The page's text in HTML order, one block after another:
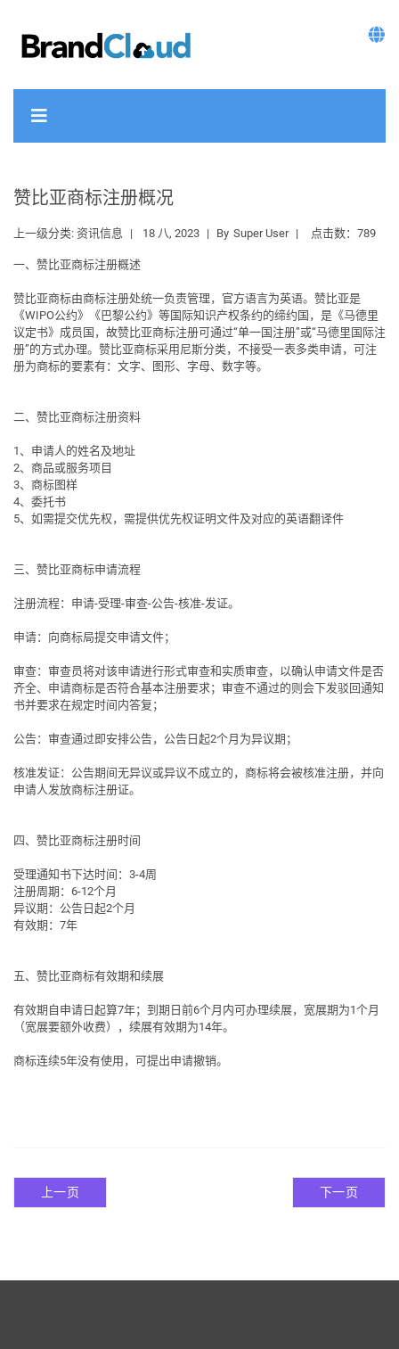
赞比亚商标注册概况
上一级分类: 资讯信息 18 八, 2023 By Super User 点击数：789
一、赞比亚商标注册概述
赞比亚商标由商标注册处统一负责管理，官方语言为英语。赞比亚是
《WIPO公约》《巴黎公约》等国际知识产权条约的缔约国，是《马德里
议定书》成员国，故赞比亚商标注册可通过“单一国注册”或“马德里国际注
册”的方式办理。赞比亚商标采用尼斯分类， 不接受一表多类申请，可注
册为商标的要素有：文字、图形、字母、数字等。
二、赞比亚商标注册资料
1、申请人的姓名及地址
2、商品或服务项目
3、商标图样
4、委托书
5、如需提交优先权，需提供优先权证明文件及对应的英语翻译件
三、赞比亚商标申请流程
注册流程：申请-受理-审查-公告-核准-发证。
申请：向商标局提交申请文件；
审查：审查员将对该申请进行形式审查和实质审查，以确认申请文件是否
齐全、申请商标是否符合基本注册要求；审查不通过的则会下发驳回通知
书并要求在规定时间内答复；
公告：审查通过即安排公告，公告日起2个月为异议期；
核准发证：公告期间无异议或异议不成立的，商标将会被核准注册，并向
申请人发放商标注册证。
四、赞比亚商标注册时间
受理通知书下达时间：3-4周
注册周期：6-12个月
异议期：公告日起2个月
有效期：7年
五、赞比亚商标有效期和续展
有效期自申请日起算7年；到期日前6个月内可办理续展，宽展期为1个月
（宽展要额外收费），续展有效期为14年。
商标连续5年没有使用，可提出申请撤销。
上一页 下一页